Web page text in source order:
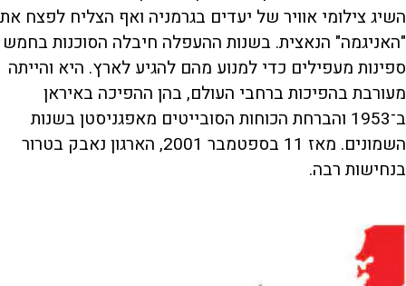
השיג צילומי אוויר של יעדים בגרמניה ואף הצליח לפצח את
"האניגמה" הנאצית. בשנות ההעפלה חיבלה הסוכנות בחמש
ספינות מעפילים כדי למנוע מהם להגיע לארץ. היא והייתה
מעורבת בהפיכות ברחבי העולם, בהן ההפיכה באיראן
ב־1953 והברחת הכוחות הסובייטים מאפגניסטן בשנות
השמונים. מאז 11 בספטמבר 2001, הארגון נאבק בטרור
בנחישות רבה.